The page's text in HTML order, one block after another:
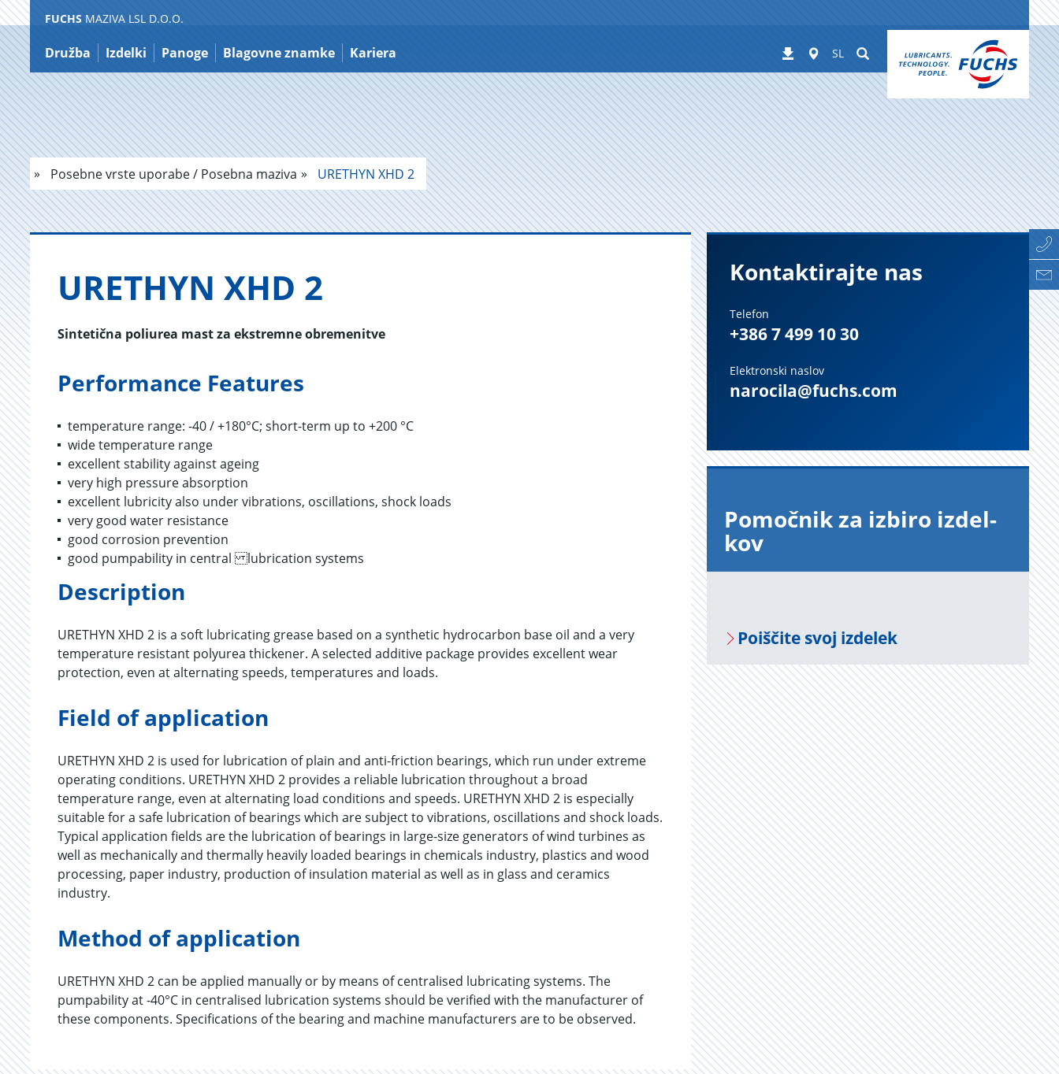
Nazaj
na
vsebino
FUCHS MAZIVA LSL D.O.O.
Družba Izdelki Panoge Blagovne znamke Kariera PrenosiWorldwide
SL Suchen
Posebne vrste uporabe / Posebna maziva URETHYN XHD 2
URE­THYN XHD 2
Sintetična poliurea mast za ekstremne obremenitve
Performance Features
temperature range: -40 / +180°C; short-term up to +200 °C
wide temperature range
excellent stability against ageing
very high pressure absorption
excellent lubricity also under vibrations, oscillations, shock loads
very good water resistance
good corrosion prevention
good pumpability in central lubrication systems
Description
URETHYN XHD 2 is a soft lubricating grease based on a synthetic hydrocarbon base oil and a very
temperature resistant polyurea thickener. A selected additive package provides excellent wear
protection, even at alternating speeds, temperatures and loads.
Field of application
URETHYN XHD 2 is used for lubrication of plain and anti-friction bearings, which run under extreme
operating conditions. URETHYN XHD 2 provides a reliable lubrication throughout a broad
temperature range, even at alternating load conditions and speeds. URETHYN XHD 2 is especially
suitable for a safe lubrication of bearings which are subject to vibrations, oscillations and shock loads.
Typical application fields are the lubrication of bearings in large-size generators of wind turbines as
well as mechanically and thermally heavily loaded bearings in chemicals industry, plastics and wood
processing, paper industry, production of insulation material as well as in glass and ceramics
industry.
Method of application
URETHYN XHD 2 can be applied manually or by means of centralised lubricating systems. The
pumpability at -40°C in centralised lubrication systems should be verified with the manufacturer of
these components. Specifications of the bearing and machine manufacturers are to be observed.
Kontaktirajte nas
Telefon
+386 7 499 10 30
Elektronski naslov
narocila@fuchs.com
Po­moč­nik za iz­bi­ro iz­del­
kov
Po­i­šči­te svoj iz­de­lek